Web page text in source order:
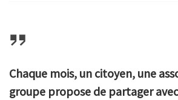
Chaque mois, un citoyen, une
groupe propose de partager